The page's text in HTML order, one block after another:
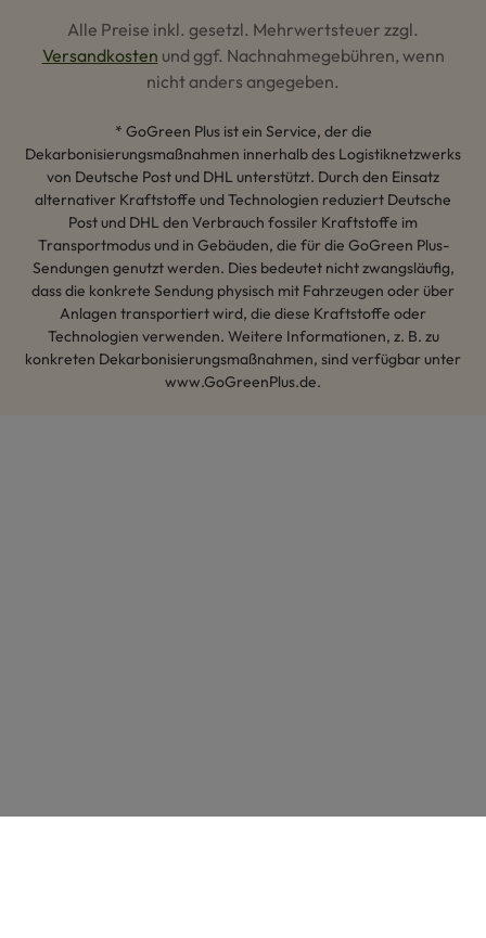
Alle Preise inkl. gesetzl. Mehrwertsteuer zzgl.
Versandkosten und ggf. Nachnahmegebühren, wenn
nicht anders angegeben.
* GoGreen Plus ist ein Service, der die
Dekarbonisierungsmaßnahmen innerhalb des Logistiknetzwerks
von Deutsche Post und DHL unterstützt. Durch den Einsatz
alternativer Kraftstoffe und Technologien reduziert Deutsche
Post und DHL den Verbrauch fossiler Kraftstoffe im
Transportmodus und in Gebäuden, die für die GoGreen Plus-
Sendungen genutzt werden. Dies bedeutet nicht zwangsläufig,
dass die konkrete Sendung physisch mit Fahrzeugen oder über
Anlagen transportiert wird, die diese Kraftstoffe oder
Technologien verwenden. Weitere Informationen, z. B. zu
konkreten Dekarbonisierungsmaßnahmen, sind verfügbar unter
www.GoGreenPlus.de.